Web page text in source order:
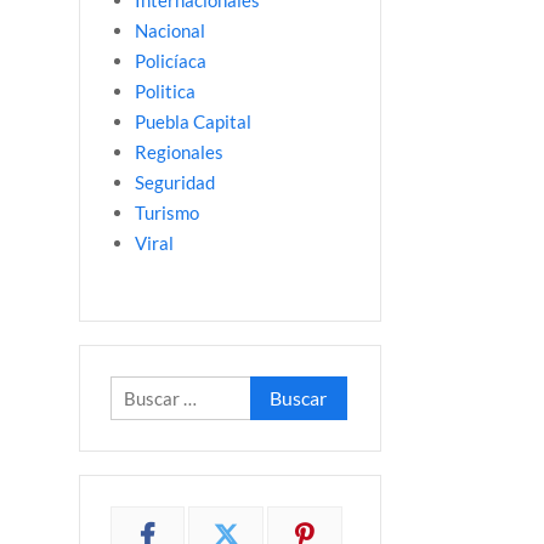
Nacional
Policíaca
Politica
Puebla Capital
Regionales
Seguridad
Turismo
Viral
Buscar: